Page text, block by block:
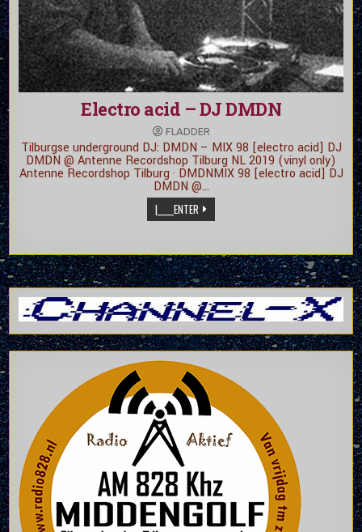
Electro acid – DJ DMDN
FLADDER
Tilburgse underground DJ: DMDN – MIX 98 [electro acid] DJ
DMDN @ Antenne Recordshop Tilburg NL 2019 (vinyl only)
Antenne Recordshop Tilburg · DMDNMIX 98 [electro acid] DJ
DMDN @…
|_____ENTER